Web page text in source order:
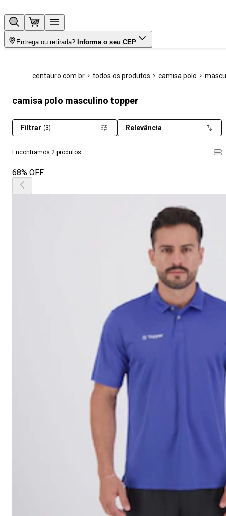
Entrega ou retirada? Informe o seu CEP
centauro.com.br todos os produtos camisa polo
camisa polo masculino topper
Encontramos 2 produtos
Filtrar (3) Relevância
68% OFF